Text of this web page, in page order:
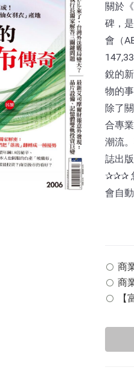
關於
碑，
會（
銳的
物的
除了
合專
潮流
誌出版
✰✰✰
會自
商
商